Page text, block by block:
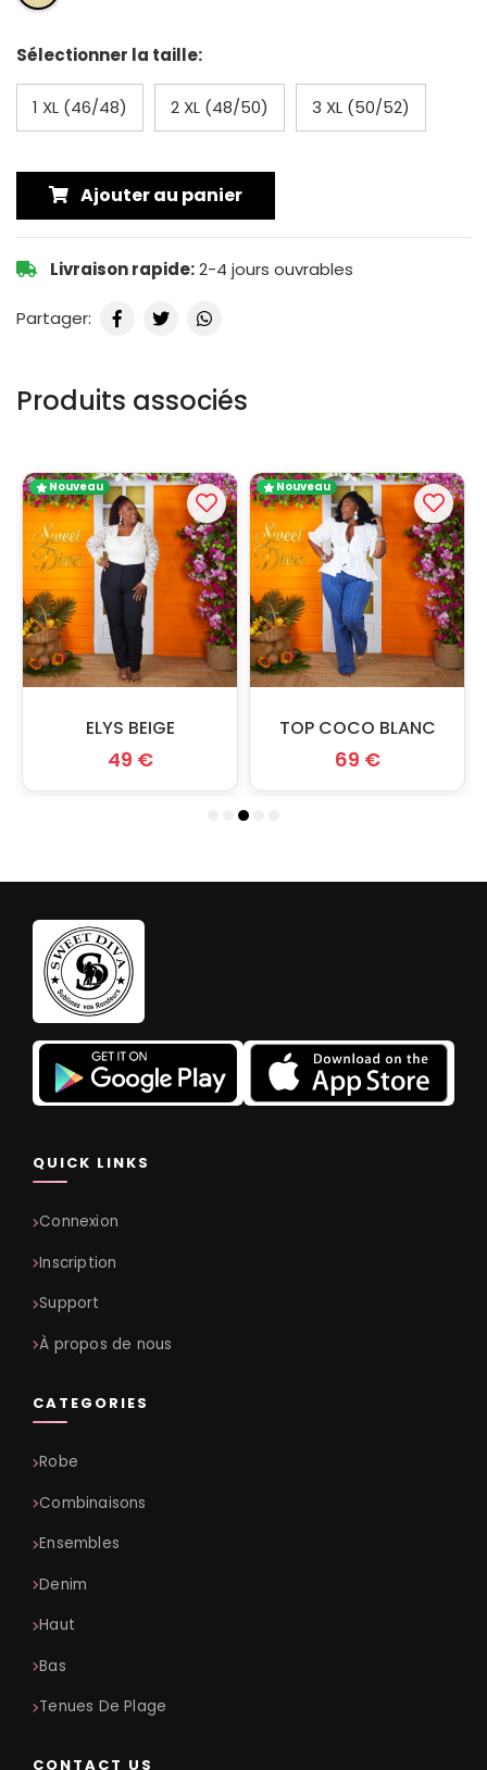
Sélectionner la taille:
1 XL (46/48) 2 XL (48/50) 3 XL (50/52)
Ajouter au panier
Livraison rapide:2-4 jours ouvrables
Partager:
Produits associés
Nouveau
ELYS BEIGE
49 €
Nouveau
TOP COCO BLANC
69 €
QUICK LINKS
Connexion
Inscription
Support
À propos de nous
CATEGORIES
Robe
Combinaisons
Ensembles
Denim
Haut
Bas
Tenues De Plage
CONTACT US